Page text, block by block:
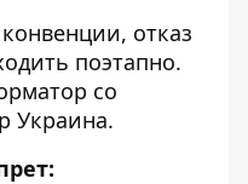
отказ
поэтапно.
со
Украина.